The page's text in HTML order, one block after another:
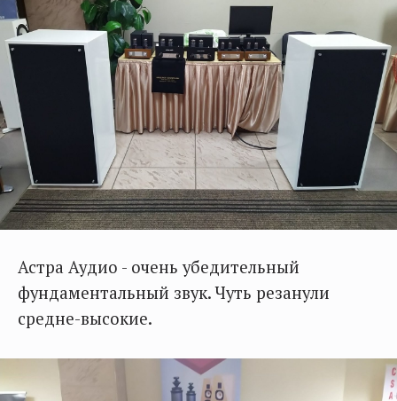
Астра Аудио - очень убедительный
фундаментальный звук. Чуть резанули
средне-высокие.